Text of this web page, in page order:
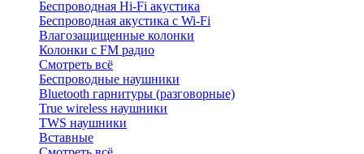
Беспроводная Hi-Fi акустика
Беспроводная акустика с Wi-Fi
Влагозащищенные колонки
Колонки с FM радио
Смотреть всё
Беспроводные наушники
Bluetоoth гарнитуры (разговорные)
True wireless наушники
TWS наушники
Вставные